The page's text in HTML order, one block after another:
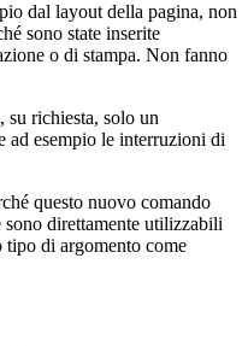
dal layout della pagina, non
sono state inserite
o di stampa. Non fanno
su richiesta, solo un
ad esempio le interruzioni di
questo nuovo comando
direttamente utilizzabili
tipo di argomento come